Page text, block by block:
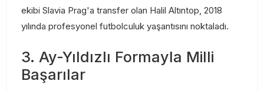
ekibi Slavia Prag'a transfer olan Halil Altıntop, 2018
yılında profesyonel futbolculuk yaşantısını noktaladı.
3. Ay-Yıldızlı Formayla Milli
Başarılar